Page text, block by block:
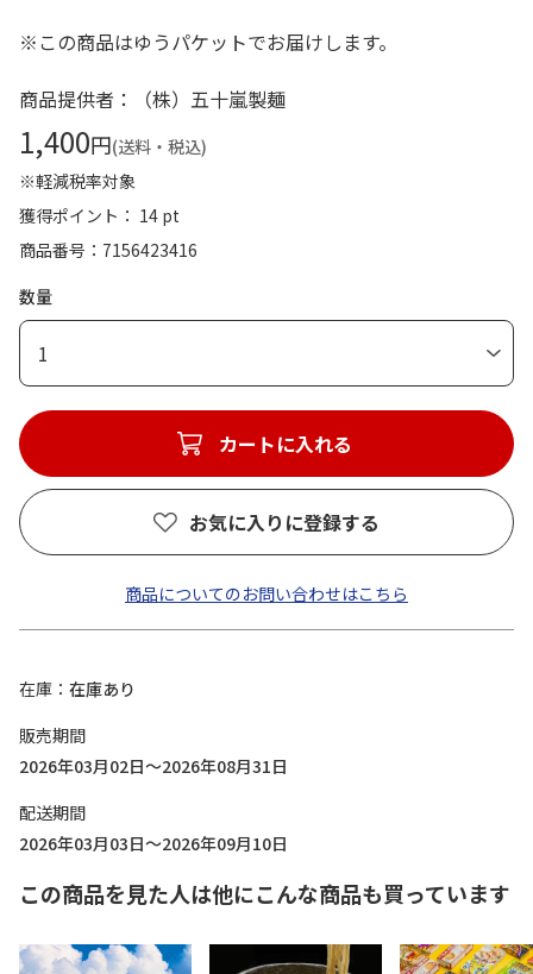
※この商品はゆうパケットでお届けします。
商品提供者：（株）五十嵐製麺
1,400円(送料・税込)
※軽減税率対象
獲得ポイント： 14 pt
商品番号
7156423416
数量
1
カートに入れる
お気に入りに登録する
商品についてのお問い合わせはこちら
在庫
在庫あり
販売期間
2026年03月02日～2026年08月31日
配送期間
2026年03月03日～2026年09月10日
この商品を見た人は他にこんな商品も買っています